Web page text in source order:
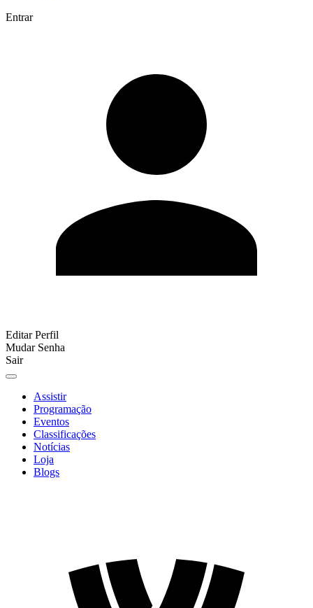
Entrar
Editar Perfil
Mudar Senha
Sair
Assistir
Programação
Eventos
Classificações
Notícias
Loja
Blogs